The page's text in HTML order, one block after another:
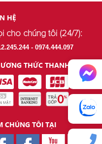
HỆ
cho chúng tôi (24/7):
- 0974.444.097
THỨC THANH TOÁN
CHÚNG TÔI TẠI